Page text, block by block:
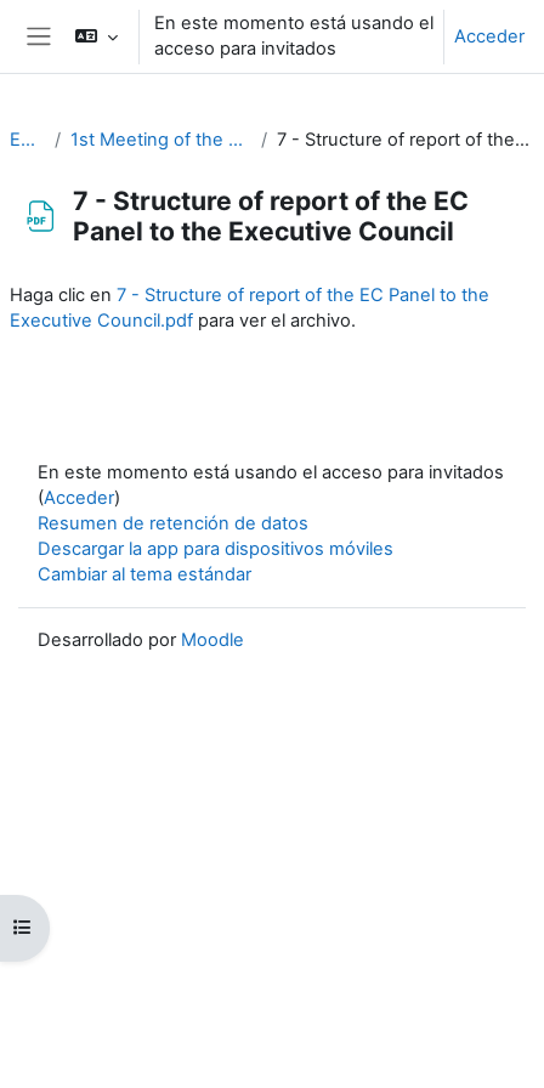
Salta al contenido principal
Panel lateral
En este momento está usando el
acceso para invitados
Acceder
Abrir índice del curso
EC-CDP 1st Meeting of the CDP (26-27 August 2020) 7 - Structure of report of the EC Panel to the Executive Council
7 - Structure of report of the EC
Panel to the Executive Council
Haga clic en 7 - Structure of report of the EC Panel to the
Executive Council.pdf para ver el archivo.
En este momento está usando el acceso para invitados
(Acceder)
Resumen de retención de datos
Descargar la app para dispositivos móviles
Cambiar al tema estándar
Desarrollado por Moodle